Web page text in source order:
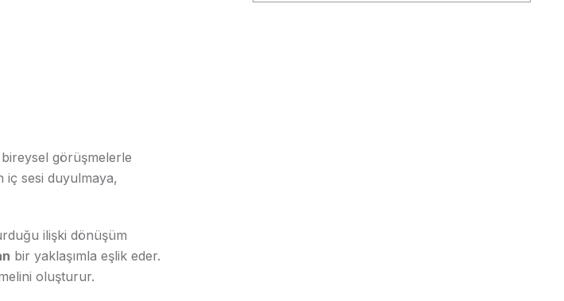
görüşmelerle
iç sesi duyulmaya,
ilişki dönüşüm
bir yaklaşımla eşlik eder.
oluşturur.